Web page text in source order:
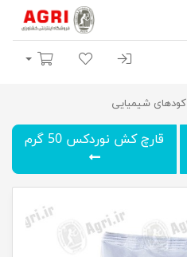
ورود | ثبت نام
لیست مورد علاقه
سبد خرید
کودهای شیمیایی
قارچ کش نوردکس 50 گرم